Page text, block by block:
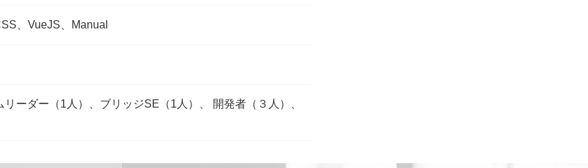
、VueJS、Manual
リーダー（1人）、ブリッジSE（1人）、 開発者（３人）、